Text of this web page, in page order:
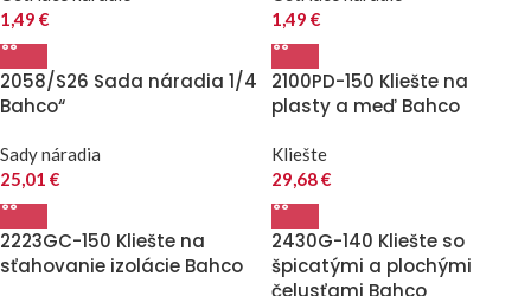
1,49 €
1,49 €
2058/S26 Sada náradia 1/4
Bahco“
Sady náradia
25,01 €
2100PD-150 Kliešte na
plasty a meď Bahco
Kliešte
29,68€
2223GC-150 Kliešte na
sťahovanie izolácie Bahco
2430G-140 Kliešte so
špicatými a plochými
čelusťami Bahco